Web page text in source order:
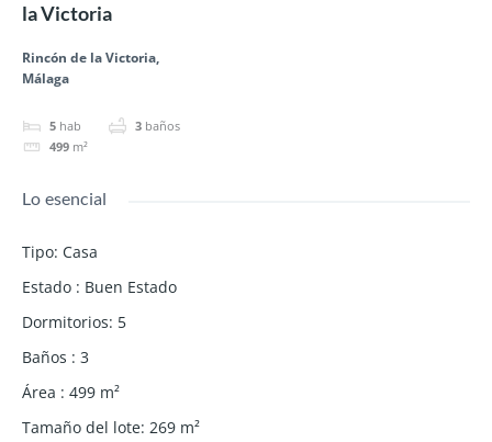
la Victoria
Rincón de la Victoria,
Málaga
5 hab 3 baños
499 m²
Lo esencial
Tipo: Casa
Estado : Buen Estado
Dormitorios: 5
Baños : 3
Área : 499 m²
Tamaño del lote: 269 m²